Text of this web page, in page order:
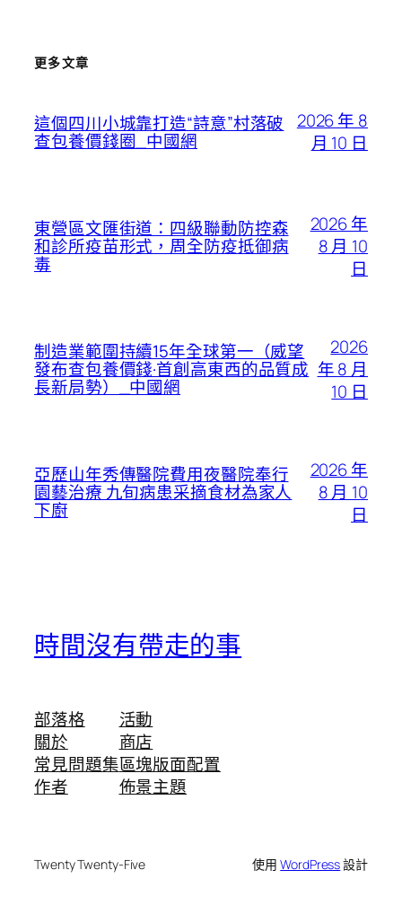
更多文章
這個四川小城靠打造“詩意”村落破
查包養價錢圈_中國網
2026 年 8
月 10 日
東營區文匯街道：四級聯動防控森
和診所疫苗形式，周全防疫抵御病
毒
2026 年
8 月 10
日
制造業範圍持續15年全球第一（威望
發布查包養價錢·首創高東西的品質成
長新局勢）_中國網
2026
年 8 月
10 日
亞歷山年秀傳醫院費用夜醫院奉行
園藝治療 九旬病患采摘食材為家人
下廚
2026 年
8 月 10
日
時間沒有帶走的事
部落格
關於
常見問題集
作者
活動
商店
區塊版面配置
佈景主題
Twenty Twenty-Five 使用WordPress設計